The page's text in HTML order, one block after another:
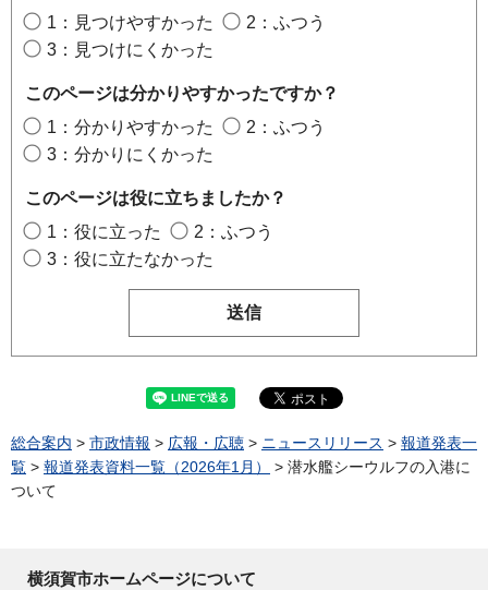
1：見つけやすかった
2：ふつう
3：見つけにくかった
このページは分かりやすかったですか？
1：分かりやすかった
2：ふつう
3：分かりにくかった
このページは役に立ちましたか？
1：役に立った
2：ふつう
3：役に立たなかった
総合案内 > 市政情報 > 広報・広聴 > ニュースリリース > 報道発表一
覧 > 報道発表資料一覧（2026年1月）
> 潜水艦シーウルフの入港に
ついて
横須賀市ホームページについて